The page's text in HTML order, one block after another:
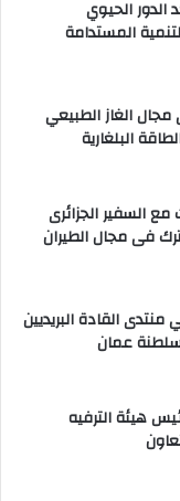
الدور الحيوي
المستدامة
الغاز الطبيعي
البلغارية
مع السفير الجزائرى
فى مجال الطيران
القادة البريديين
عمان
هيئة الترفيه